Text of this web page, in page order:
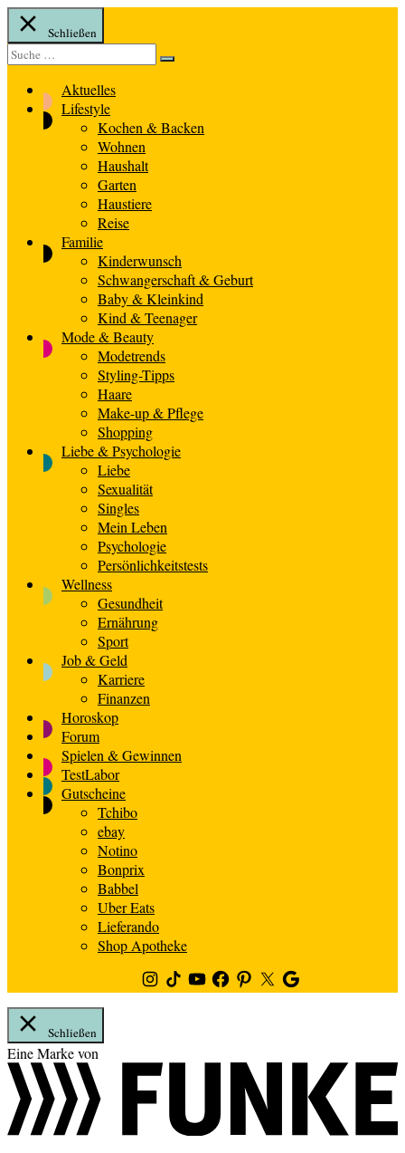
Schließen
Suche
nach:
Suche
Aktuelles
Lifestyle
Kochen & Backen
Wohnen
Haushalt
Garten
Haustiere
Reise
Familie
Kinderwunsch
Schwangerschaft & Geburt
Baby & Kleinkind
Kind & Teenager
Mode & Beauty
Modetrends
Styling-Tipps
Haare
Make-up & Pflege
Shopping
Liebe & Psychologie
Liebe
Sexualität
Singles
Mein Leben
Psychologie
Persönlichkeitstests
Wellness
Gesundheit
Ernährung
Sport
Job & Geld
Karriere
Finanzen
Horoskop
Forum
Spielen & Gewinnen
TestLabor
Gutscheine
Tchibo
ebay
Notino
Bonprix
Babbel
Uber Eats
Lieferando
Shop Apotheke
Instagram
TikTokYoutubeFacebook
PinterestTwitterGoogle
News
Schließen
Zum
Inhalt
springen
Eine Marke von